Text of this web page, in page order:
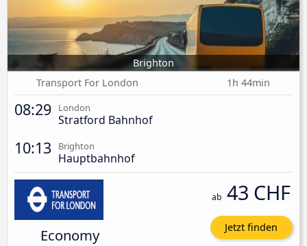
Brighton
Transport For London
1h 44min
08:29 London
Stratford Bahnhof
10:13 Brighton
Hauptbahnhof
Economy
ab 43 CHF
Jetzt finden